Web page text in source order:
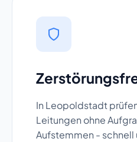
In Leopoldstadt
Leitungen ohne
Aufstemmen - schnell